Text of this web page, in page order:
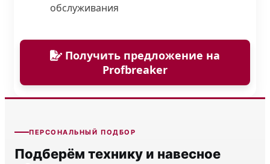
обслуживания
Получить предложение на
Profbreaker
ПЕРСОНАЛЬНЫЙ ПОДБОР
Подберём технику и навесное